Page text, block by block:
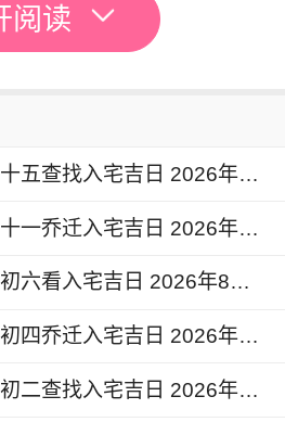
六年三月廿八这天不宜入
日，之前一晚，最好换上一
主人房床下开始撒起，直至
的物品最好由他人经手，进
阅读
农历二零二六年七月十五查找入宅吉日 2026年8月27日是入宅黄道吉日吗
农历二零二六年七月十一乔迁入宅吉日 2026年8月23日今天适合入宅么
农历二零二六年七月初六看入宅吉日 2026年8月18日黄道吉日查询
农历二零二六年七月初四乔迁入宅吉日 2026年8月16日入宅的说法和讲究
农历二零二六年七月初二查找入宅吉日 2026年8月14日今天是搬家入宅吉日吗